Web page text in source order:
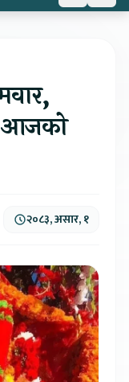
आजको
२०८३, असार, १